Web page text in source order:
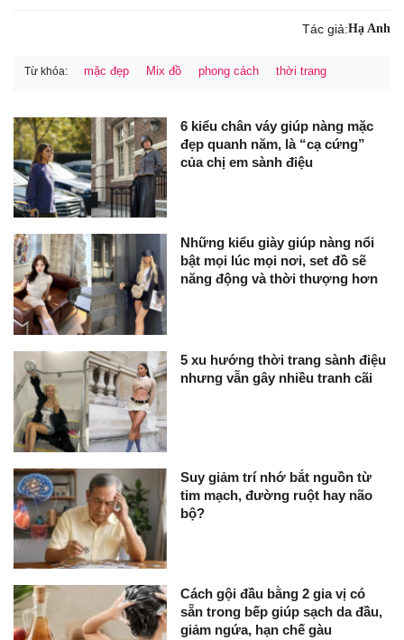
Tác giả:Hạ Anh
Từ khóa: mặc đẹp Mix đồ phong cách thời trang
6 kiểu chân váy giúp nàng mặc
đẹp quanh năm, là “cạ cứng”
của chị em sành điệu
Những kiểu giày giúp nàng nổi
bật mọi lúc mọi nơi, set đồ sẽ
năng động và thời thượng hơn
5 xu hướng thời trang sành điệu
nhưng vẫn gây nhiều tranh cãi
Suy giảm trí nhớ bắt nguồn từ
tim mạch, đường ruột hay não
bộ?
Cách gội đầu bằng 2 gia vị có
sẵn trong bếp giúp sạch da đầu,
giảm ngứa, hạn chế gàu